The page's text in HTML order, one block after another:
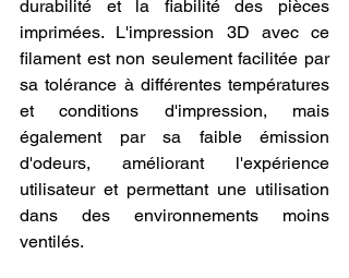
durabilité et la fiabilité des pièces
imprimées. L'impression 3D avec ce
filament est non seulement facilitée par
sa tolérance à différentes températures
et conditions d'impression, mais
également par sa faible émission
d'odeurs, améliorant l'expérience
utilisateur et permettant une utilisation
dans des environnements moins
ventilés.